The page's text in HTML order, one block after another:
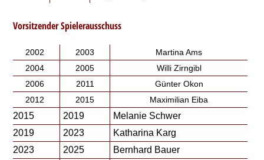
Vorsitzender Spielerausschuss
2002 2003
Martina Ams
2004
2005
Willi Zirngibl
2006
2011
Günter Okon
2012
2015 Maximilian Eiba
2015 2019
Melanie Schwer
2019
2023
Katharina Karg
2023
2025
Bernhard Bauer